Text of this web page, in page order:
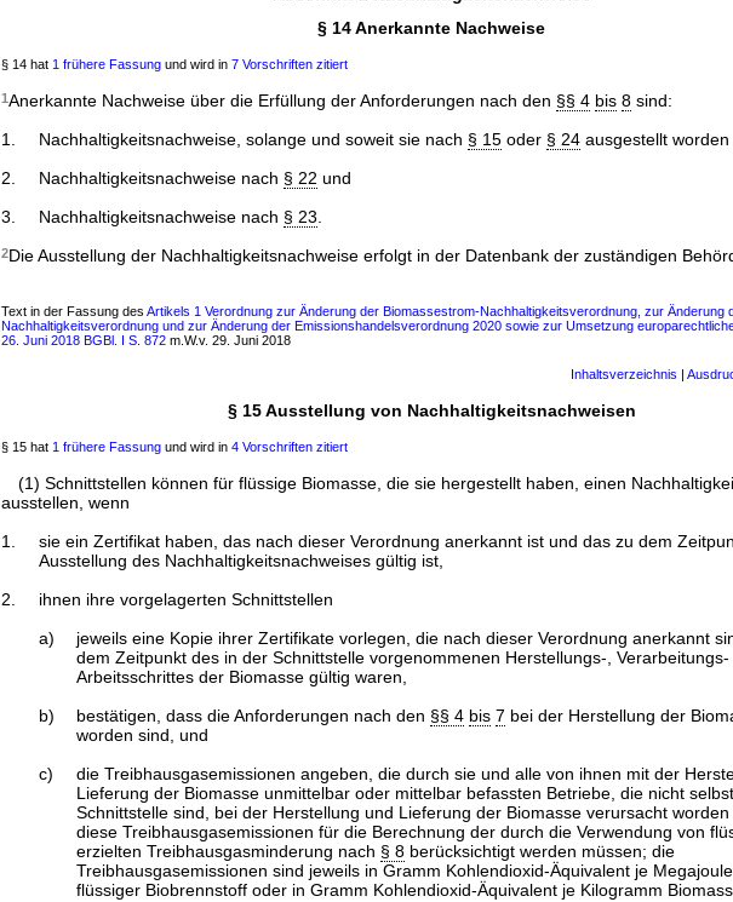
§ 14 Anerkannte Nachweise
§ 14 hat 1 frühere Fassung und wird in 7 Vorschriften zitiert
1Anerkannte Nachweise über die Erfüllung der Anforderungen nach den §§ 4 bis 8 sind:
1.
Nachhaltigkeitsnachweise, solange und soweit sie nach § 15oder § 24ausgestellt worden
2.
Nachhaltigkeitsnachweise nach § 22 und
3.
Nachhaltigkeitsnachweise nach § 23
2Die Ausstellung der Nachhaltigkeitsnachweise erfolgt in der Datenbank der zuständigen
Text in der Fassung des Artikels 1 Verordnung zur Änderung der Biomassestrom-Nachhaltigkeitsverordnung, zur Änderung
Nachhaltigkeitsverordnung und zur Änderung der Emissionshandelsverordnung 2020 sowie zur Umsetzung
26. Juni 2018 BGBl. I S. 872 m.W.v. 29. Juni 2018
Inhaltsverzeichnis |
§ 15 Ausstellung von Nachhaltigkeitsnachweisen
§ 15 hat 1 frühere Fassung und wird in 4 Vorschriften zitiert
(1) Schnittstellen können für flüssige Biomasse, die sie hergestellt haben, einen
ausstellen, wenn
1.
sie ein Zertifikat haben, das nach dieser Verordnung anerkannt ist und das zu dem
Ausstellung des Nachhaltigkeitsnachweises gültig ist,
2.
ihnen ihre vorgelagerten Schnittstellen
a)
jeweils eine Kopie ihrer Zertifikate vorlegen, die nach dieser Verordnung anerkannt
dem Zeitpunkt des in der Schnittstelle vorgenommenen Herstellungs-,
Arbeitsschrittes der Biomasse gültig waren,
b)
bestätigen, dass die Anforderungen nach den §§ 4 bis 7 bei der Herstellung der
worden sind, und
c)
die Treibhausgasemissionen angeben, die durch sie und alle von ihnen mit der
Lieferung der Biomasse unmittelbar oder mittelbar befassten Betriebe, die nicht
Schnittstelle sind, bei der Herstellung und Lieferung der Biomasse verursacht
diese Treibhausgasemissionen für die Berechnung der durch die Verwendung von
erzielten Treibhausgasminderung nach § 8berücksichtigt werden müssen; die
Treibhausgasemissionen sind jeweils in Gramm Kohlendioxid-Äquivalent je
flüssiger Biobrennstoff oder in Gramm Kohlendioxid-Äquivalent je Kilogramm